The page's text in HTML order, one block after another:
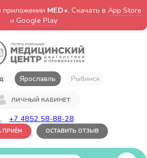
MED+. Скачать в App Store
и Google Play
Ярославль Рыбинск
ЛИЧНЫЙ КАБИНЕТ
+7 4852 58-88-28
ПРИЁМ ОСТАВИТЬ ОТЗЫВ